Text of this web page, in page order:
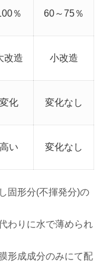
％ 60～75％
改造 小改造
変化 変化なし
高い 変化なし
固形分(不揮発分)の
わりに水で薄められ
形成成分のみにて配